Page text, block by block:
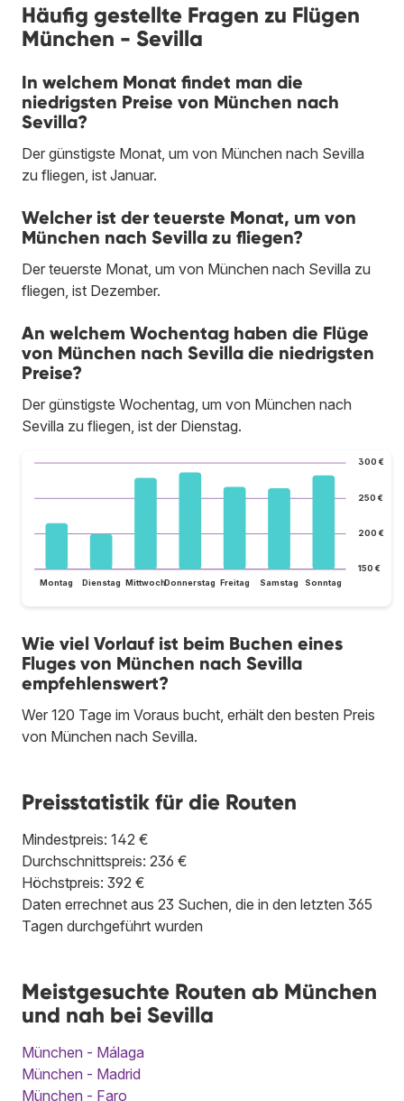
Häufig gestellte Fragen zu Flügen
München - Sevilla
In welchem Monat findet man die
niedrigsten Preise von München nach
Sevilla?
Der günstigste Monat, um von München nach Sevilla
zu fliegen, ist Januar.
Welcher ist der teuerste Monat, um von
München nach Sevilla zu fliegen?
Der teuerste Monat, um von München nach Sevilla zu
fliegen, ist Dezember.
An welchem Wochentag haben die Flüge
von München nach Sevilla die niedrigsten
Preise?
Der günstigste Wochentag, um von München nach
Sevilla zu fliegen, ist der Dienstag.
150 €
200 €
250 €
300 €
Montag Dienstag MittwochDonnerstag Freitag Samstag Sonntag
Wie viel Vorlauf ist beim Buchen eines
Fluges von München nach Sevilla
empfehlenswert?
Wer 120 Tage im Voraus bucht, erhält den besten Preis
von München nach Sevilla.
Preisstatistik für die Routen
Mindestpreis: 142 €
Durchschnittspreis: 236 €
Höchstpreis: 392 €
Daten errechnet aus 23 Suchen, die in den letzten 365
Tagen durchgeführt wurden
Meistgesuchte Routen ab München
und nah bei Sevilla
München - Málaga
München - Madrid
München - Faro